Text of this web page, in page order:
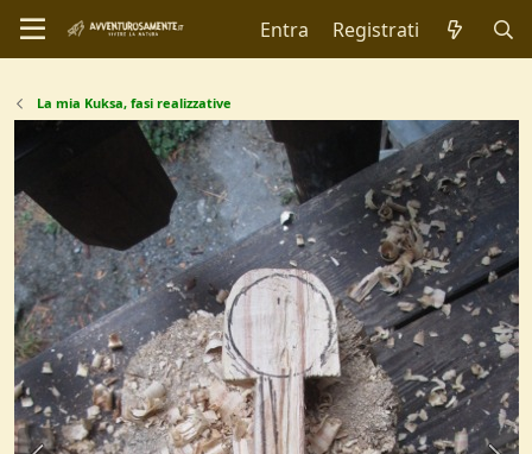
Entra Registrati
La mia Kuksa, fasi realizzative